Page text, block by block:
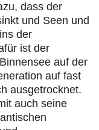
dass der
und Seen und
der
ist der
auf der
auf fast
ausgetrocknet.
auch seine